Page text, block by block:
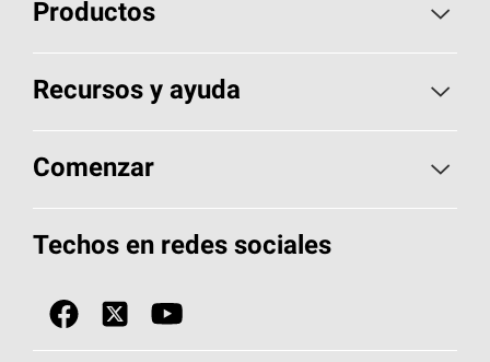
Productos
Elija sus tejas
Encuentre un contratista
Componentes para techos
Tecnología SureNail®
Recursos y ayuda
Aspectos básicos sobre techos
Herramientas de diseño y color
Únase a la red de contratistas de techos
Comenzar
Llame al 1-800-GET-PINK®
Encuentre una tienda o encuentre un
Techos en redes sociales